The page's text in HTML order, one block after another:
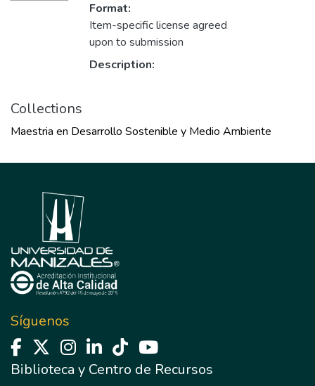
Format:
Item-specific license agreed
upon to submission
Description:
Collections
Maestria en Desarrollo Sostenible y Medio Ambiente
Síguenos
Biblioteca y Centro de Recursos